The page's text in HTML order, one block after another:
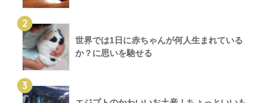
2
世界では1日に赤ちゃんが何人生まれている
か？に思いを馳せる
3